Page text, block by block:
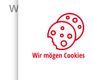
Wegweiser -